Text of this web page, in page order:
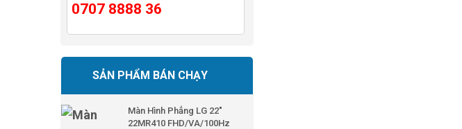
0707 8888 36
SẢN PHẨM BÁN CHẠY
Màn Hình Phẳng LG 22"
22MR410 FHD/VA/100Hz